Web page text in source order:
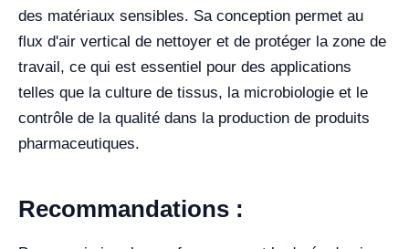
des matériaux sensibles. Sa conception permet au
flux d'air vertical de nettoyer et de protéger la zone de
travail, ce qui est essentiel pour des applications
telles que la culture de tissus, la microbiologie et le
contrôle de la qualité dans la production de produits
pharmaceutiques.
Recommandations :